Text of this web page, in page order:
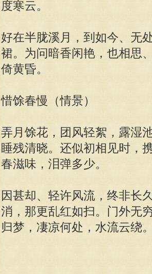
度寒云。
好在半胧溪月，到如今、无
裙。为问暗香闲艳，也相思
倚黄昏。
惜馀春慢（情景）
弄月馀花，团风轻絮，露湿
睡残清晓。还似初相见时，
春滋味，泪弹多少。
因甚却、轻许风流，终非长
消，那更乱红如扫。门外无
归梦，凄凉何处，水流云绕